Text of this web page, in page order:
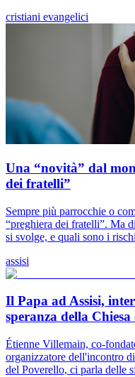
cristiani evangelici
Una “novità” dal
dei fratelli”
Sempre più parrocchie o
“preghiera dei fratelli”. Ma
si svolge, e quali sono i
assisi
Il Papa ad Assisi,
speranza della Chiesa
Étienne Villemain, co-
organizzatore dell'incontro
del Poverello, ci parla delle